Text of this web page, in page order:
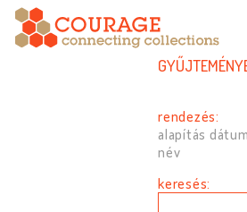
rendezés:
alapítás
név
keresés: